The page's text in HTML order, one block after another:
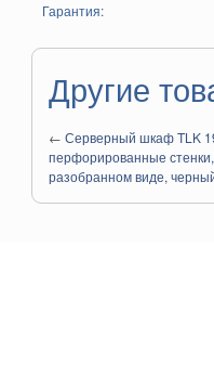
Гарантия:
Другие
← Серверный шкаф TLK
перфорированные
разобранном виде,